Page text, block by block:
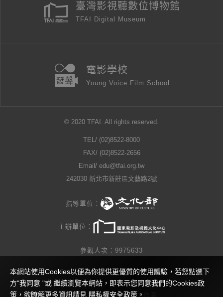
臺灣影視聽數位博物館
TFAI Digital Museum
電影學校
Young Voice Film School
© 2020 TFAI. All rights reserved.
TEL/ (02)8522-8000
FAX/ (02)8522-2656
Email/ edu@tfai.org.tw
242030 新北市新莊區文藝路2號
指導單位：
主辦單位：
參觀人次：9975633
隱私權公告
網站製作 / 瓜口瓜設計工作室
本網站使用Cookies以便為你提供更優質的使用體驗，若您點選下
方"我同意 "或 繼續瀏覽本網站，即表示您同意我們的Cookies政
策，欲瞭解更多資訊請見 隱私權安全政策 。